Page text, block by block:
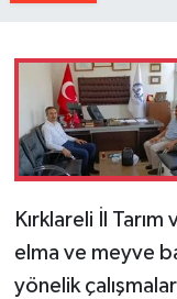
Kırklareli İl
elma ve meyve
yönelik